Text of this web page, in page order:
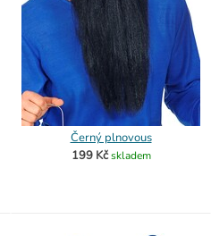
Černý plnovous
199 Kč skladem